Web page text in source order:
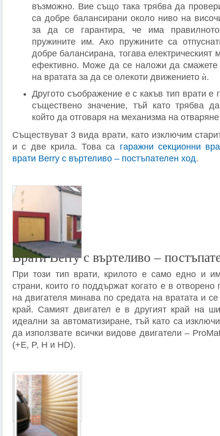
възможно. Вие също така трябва да
са добре балансирани около ниво на
за да се гарантира, че има
пружините им. Ако пружините са
добре балансирана, тогава електрическият
ефективно. Може да се наложи да смажете
на вратата за да се олекоти движението ѝ.
Другото съображение е с какъв тип врати е
съществено значение, тъй като трябва
който да отговаря на механизма на
Съществуват 3 вида врати, като изключим
и с две крила. Това са гаражни секционни
врати Berry с въртеливо – постъпателен ход.
Врати Berry с въртеливо –
При този тип врати, крилото е само едно и
страни, които го поддържат когато е в
на двигателя минава по средата на вратата и
край. Самият двигател е в другият край на
идеални за автоматизиране, тъй като са
да използвате всички видове двигатели –
(+E, P, H и HD).